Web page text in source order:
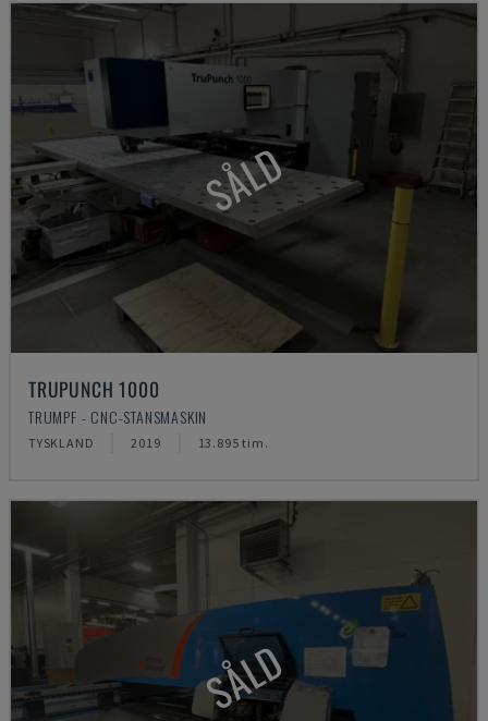
SÅLD
TRUPUNCH 1000
TRUMPF - CNC-STANSMASKIN
TYSKLAND 2019 13.895 tim.
SÅLD